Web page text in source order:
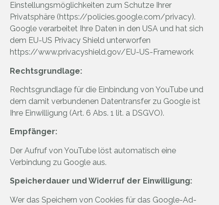
Einstellungsmöglichkeiten zum Schutze Ihrer
Privatsphäre (https://policies.google.com/privacy).
Google verarbeitet Ihre Daten in den USA und hat sich
dem EU-US Privacy Shield unterworfen
https://www.privacyshield.gov/EU-US-Framework
Rechtsgrundlage:
Rechtsgrundlage für die Einbindung von YouTube und
dem damit verbundenen Datentransfer zu Google ist
Ihre Einwilligung (Art. 6 Abs. 1 lit. a DSGVO).
Empfänger:
Der Aufruf von YouTube löst automatisch eine
Verbindung zu Google aus.
Speicherdauer und Widerruf der Einwilligung:
Wer das Speichern von Cookies für das Google-Ad-